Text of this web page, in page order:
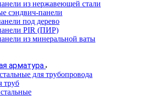
из нержавеющей стали
сэндвич-панели
под дерево
PIR (ПИР)
из минеральной ваты
арматура
для трубопровода
труб